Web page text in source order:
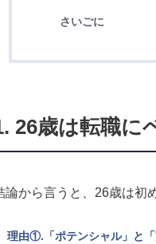
さいごに
26歳は転職に
論から言うと、26歳は初
理由①.「ポテンシャル」と